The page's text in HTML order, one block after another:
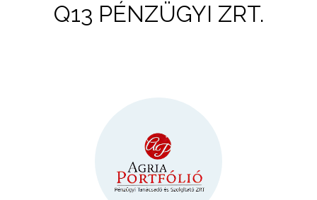
Q13 PÉNZÜGYI ZRT.